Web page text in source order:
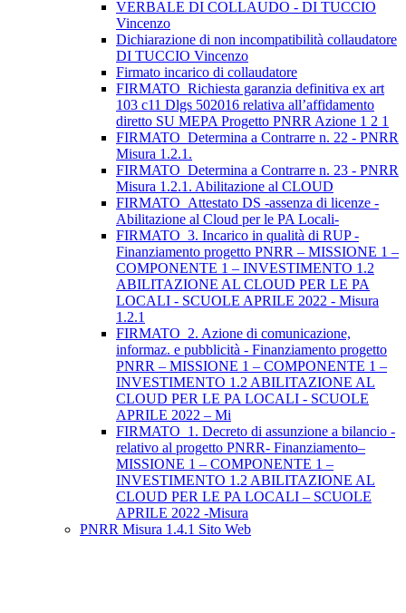
VERBALE DI COLLAUDO - DI TUCCIO
Vincenzo
Dichiarazione di non incompatibilità collaudatore
DI TUCCIO Vincenzo
Firmato incarico di collaudatore
FIRMATO_Richiesta garanzia definitiva ex art
103 c11 Dlgs 502016 relativa all’affidamento
diretto SU MEPA Progetto PNRR Azione 1 2 1
FIRMATO_Determina a Contrarre n. 22 - PNRR
Misura 1.2.1.
FIRMATO_Determina a Contrarre n. 23 - PNRR
Misura 1.2.1. Abilitazione al CLOUD
FIRMATO_Attestato DS -assenza di licenze -
Abilitazione al Cloud per le PA Locali-
FIRMATO_3. Incarico in qualità di RUP -
Finanziamento progetto PNRR – MISSIONE 1 –
COMPONENTE 1 – INVESTIMENTO 1.2
ABILITAZIONE AL CLOUD PER LE PA
LOCALI - SCUOLE APRILE 2022 - Misura
1.2.1
FIRMATO_2. Azione di comunicazione,
informaz. e pubblicità - Finanziamento progetto
PNRR – MISSIONE 1 – COMPONENTE 1 –
INVESTIMENTO 1.2 ABILITAZIONE AL
CLOUD PER LE PA LOCALI - SCUOLE
APRILE 2022 – Mi
FIRMATO_1. Decreto di assunzione a bilancio -
relativo al progetto PNRR- Finanziamento–
MISSIONE 1 – COMPONENTE 1 –
INVESTIMENTO 1.2 ABILITAZIONE AL
CLOUD PER LE PA LOCALI – SCUOLE
APRILE 2022 -Misura
PNRR Misura 1.4.1 Sito Web